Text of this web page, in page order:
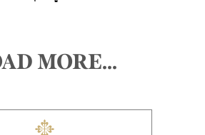
MORE...